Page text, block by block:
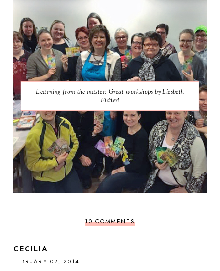
Learning from the master: Great workshops by Liesbeth
Fidder!
10 COMMENTS
CECILIA
FEBRUARY 02, 2014